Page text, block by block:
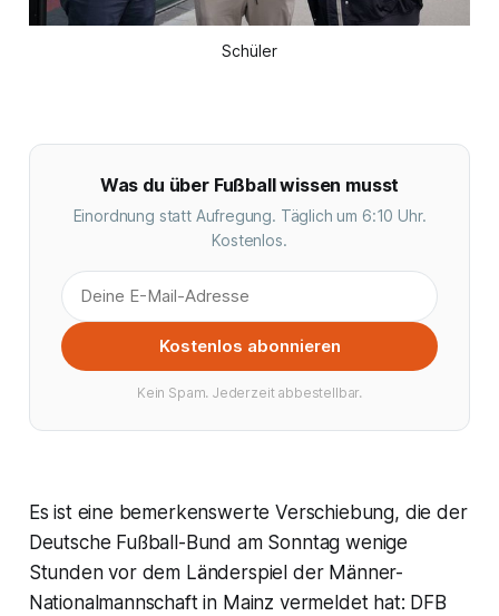
Schüler
Was du über Fußball wissen musst
Einordnung statt Aufregung. Täglich um 6:10 Uhr.
Kostenlos.
Kostenlos abonnieren
Kein Spam. Jederzeit abbestellbar.
Es ist eine bemerkenswerte Verschiebung, die der
Deutsche Fußball-Bund am Sonntag wenige
Stunden vor dem Länderspiel der Männer-
Nationalmannschaft in Mainz vermeldet hat: DFB